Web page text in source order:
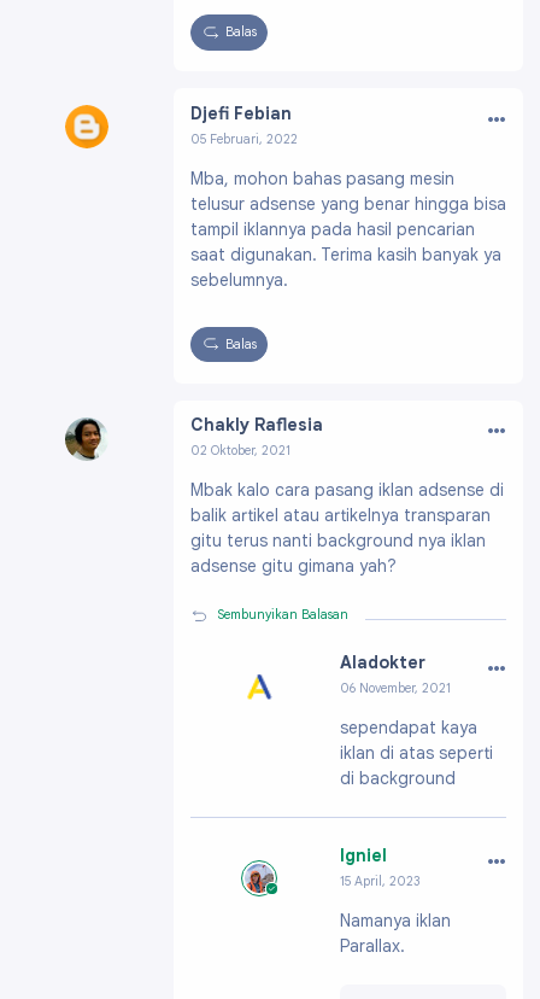
Balas
Djefi Febian
05 Februari, 2022
7557629330387247
…
Mba, mohon bahas pasang mesin
telusur adsense yang benar hingga bisa
tampil iklannya pada hasil pencarian
saat digunakan. Terima kasih banyak ya
sebelumnya.
Balas
Chakly Raflesia
02 Oktober, 2021
6258514379347993
…
Mbak kalo cara pasang iklan adsense di
balik artikel atau artikelnya transparan
gitu terus nanti background nya iklan
adsense gitu gimana yah?
Sembunyikan Balasan
Aladokter
06 November, 2021
w.blogger.com/pro
file/0688884639386
6037196
…
sependapat kaya
iklan di atas seperti
di background
Igniel
15 April, 2023
w.blogger.com/pro
file/091991703796
…
Namanya iklan
Parallax.